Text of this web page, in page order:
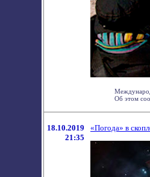
Об этом
18.10.2019
21:35
«Погода» в